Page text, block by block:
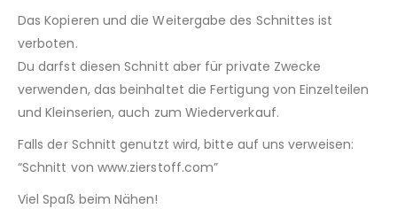
Das Kopieren und die Weitergabe des Schnittes ist
verboten.
Du darfst diesen Schnitt aber für private Zwecke
verwenden, das beinhaltet die Fertigung von Einzelteilen
und Kleinserien, auch zum Wiederverkauf.
Falls der Schnitt genutzt wird, bitte auf uns verweisen:
“Schnitt von www.zierstoff.com”
Viel Spaß beim Nähen!